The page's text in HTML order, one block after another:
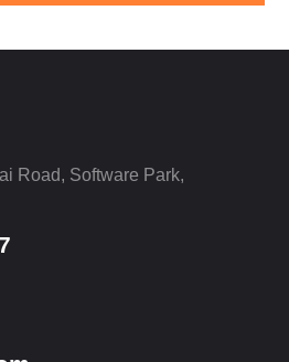
Road, Software Park,